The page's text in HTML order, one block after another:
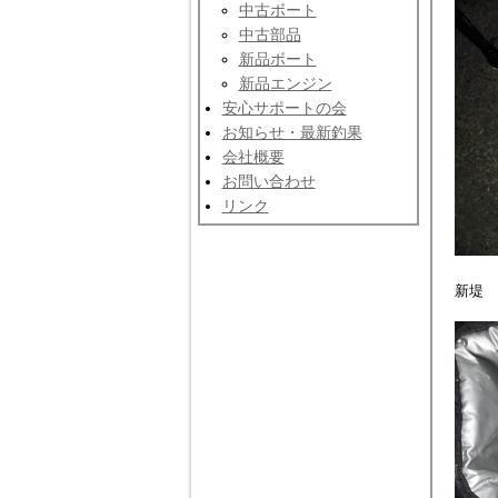
中古ボート
中古部品
新品ボート
新品エンジン
安心サポートの会
お知らせ・最新釣果
会社概要
お問い合わせ
リンク
新堤